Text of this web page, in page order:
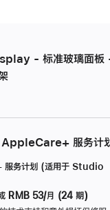
- 标准玻璃面板
AppleCare+ 服务计
务计划 (适用于 Studio
RMB 53/月 (24 期)